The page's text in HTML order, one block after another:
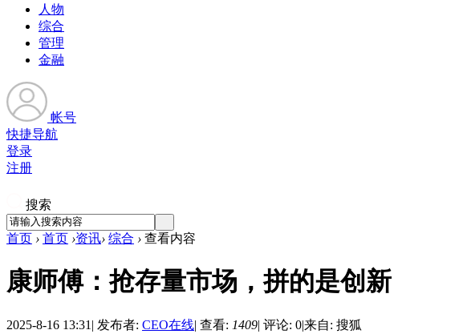
人物
综合
管理
金融
帐号
快捷导航
登录
注册
搜索
首页 › 首页 ›资讯› 综合 › 查看内容
康师傅：抢存量市场，拼的是创新
2025-8-16 13:31 | 发布者: CEO在线| 查看: 1409| 评论: 0|来自: 搜狐